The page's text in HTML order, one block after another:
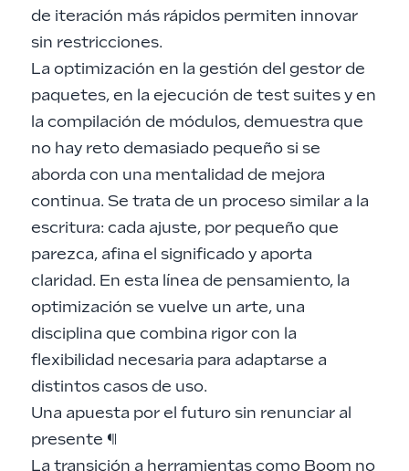
de iteración más rápidos permiten innovar
sin restricciones.
La optimización en la gestión del gestor de
paquetes, en la ejecución de test suites y en
la compilación de módulos, demuestra que
no hay reto demasiado pequeño si se
aborda con una mentalidad de mejora
continua. Se trata de un proceso similar a la
escritura: cada ajuste, por pequeño que
parezca, afina el significado y aporta
claridad. En esta línea de pensamiento, la
optimización se vuelve un arte, una
disciplina que combina rigor con la
flexibilidad necesaria para adaptarse a
distintos casos de uso.
Una apuesta por el futuro sin renunciar al
presente ¶
La transición a herramientas como Boom no